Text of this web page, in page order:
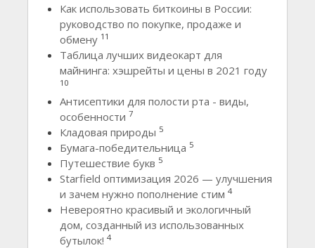
Как использовать биткоины в России:
руководство по покупке, продаже и
обмену 11
Таблица лучших видеокарт для
майнинга: хэшрейты и цены в 2021 году
10
Антисептики для полости рта - виды,
особенности 7
Кладовая природы 5
Бумага-победительница 5
Путешествие букв 5
Starfield оптимизация 2026 — улучшения
и зачем нужно пополнение стим 4
Невероятно красивый и экологичный
дом, созданный из использованных
бутылок! 4